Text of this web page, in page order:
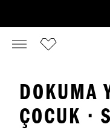
DOKUMA
ÇOCUK ·